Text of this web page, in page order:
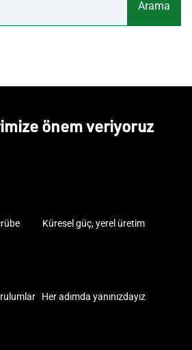
Arama
önem veriyoruz
Küresel güç, yerel üretim
Her adımda yanınızdayız